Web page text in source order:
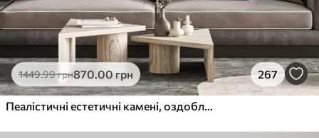
1449.99грн870.00 грн 267
Пеалістичні естетичні камені, оздоблення будинку, природне освітлення